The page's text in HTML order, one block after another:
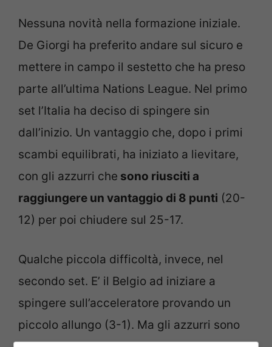
Nessuna novità nella formazione iniziale.
De Giorgi ha preferito andare sul sicuro e
mettere in campo il sestetto che ha preso
parte all’ultima Nations League. Nel primo
set l’Italia ha deciso di spingere sin
dall’inizio. Un vantaggio che, dopo i primi
scambi equilibrati, ha iniziato a lievitare,
con gli azzurri che sono riusciti a
raggiungere un vantaggio di 8 punti (20-
12) per poi chiudere sul 25-17.
Qualche piccola difficoltà, invece, nel
secondo set. E’ il Belgio ad iniziare a
spingere sull’acceleratore provando un
piccolo allungo (3-1). Ma gli azzurri sono